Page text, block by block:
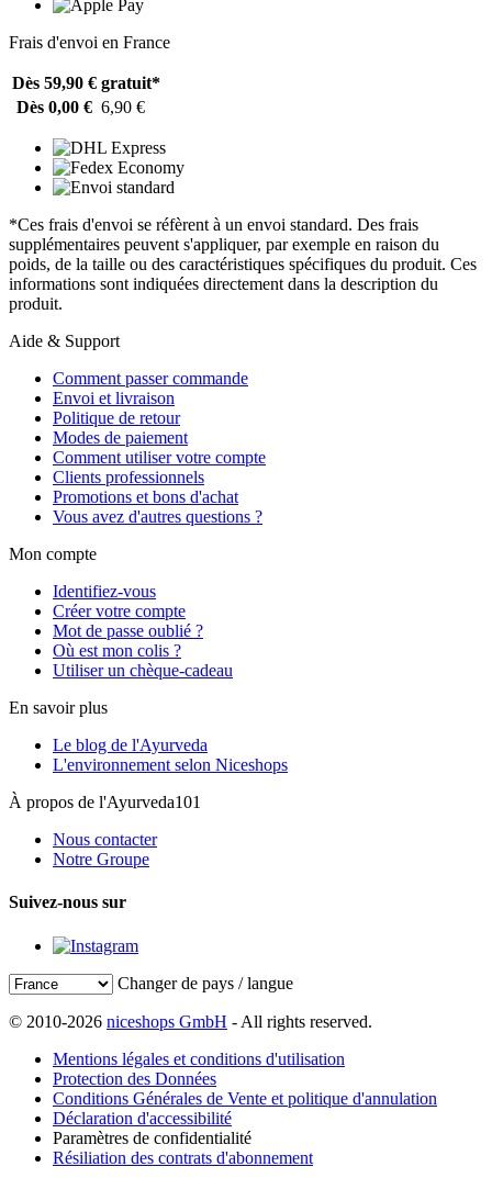
Frais d'envoi en France
Dès 59,90 € gratuit*
Dès 0,00 € 6,90 €
*Ces frais d'envoi se réfèrent à un envoi standard. Des frais
supplémentaires peuvent s'appliquer, par exemple en raison du
poids, de la taille ou des caractéristiques spécifiques du produit. Ces
informations sont indiquées directement dans la description du
produit.
Aide & Support
Comment passer commande
Envoi et livraison
Politique de retour
Modes de paiement
Comment utiliser votre compte
Clients professionnels
Promotions et bons d'achat
Vous avez d'autres questions ?
Mon compte
Identifiez-vous
Créer votre compte
Mot de passe oublié ?
Où est mon colis ?
Utiliser un chèque-cadeau
En savoir plus
Le blog de l'Ayurveda
L'environnement selon Niceshops
À propos de l'Ayurveda101
Nous contacter
Notre Groupe
Suivez-nous sur
Changer de pays / langue
© 2010-2026 niceshops GmbH - All rights reserved.
Mentions légales et conditions d'utilisation
Protection des Données
Conditions Générales de Vente et politique d'annulation
Déclaration d'accessibilité
Paramètres de confidentialité
Résiliation des contrats d'abonnement